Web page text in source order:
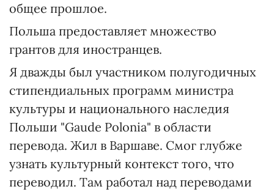
общее прошлое.
Польша предоставляет множество
грантов для иностранцев.
Я дважды был участником полугодичных
стипендиальных программ министра
культуры и национального наследия
Польши "Gaude Polonia" в области
перевода. Жил в Варшаве. Смог глубже
узнать культурный контекст того, что
переводил. Там работал над переводами